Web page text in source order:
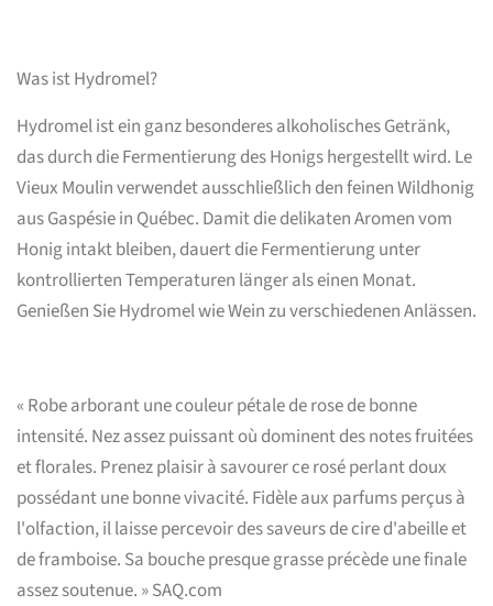
Was ist Hydromel?
Hydromel ist ein ganz besonderes alkoholisches Getränk,
das durch die Fermentierung des Honigs hergestellt wird. Le
Vieux Moulin verwendet ausschließlich den feinen Wildhonig
aus Gaspésie in Québec. Damit die delikaten Aromen vom
Honig intakt bleiben, dauert die Fermentierung unter
kontrollierten Temperaturen länger als einen Monat.
Genießen Sie Hydromel wie Wein zu verschiedenen Anlässen.
« Robe arborant une couleur pétale de rose de bonne
intensité. Nez assez puissant où dominent des notes fruitées
et florales. Prenez plaisir à savourer ce rosé perlant doux
possédant une bonne vivacité. Fidèle aux parfums perçus à
l'olfaction, il laisse percevoir des saveurs de cire d'abeille et
de framboise. Sa bouche presque grasse précède une finale
assez soutenue. » SAQ.com